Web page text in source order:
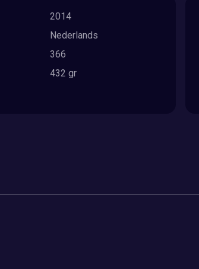
2014
Nederlands
366
432 gr